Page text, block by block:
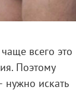
всего это
Поэтому
нужно искать